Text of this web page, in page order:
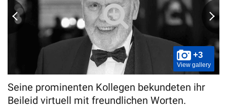
+3
View gallery
Seine prominenten Kollegen bekundeten ihr
Beileid virtuell mit freundlichen Worten.